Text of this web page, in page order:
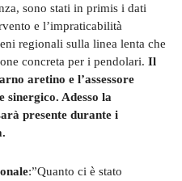
sono stati in primis i dati
e l’impraticabilità
regionali sulla linea lenta che
concreta per i pendolari. Il
aretino e l’assessore
Adesso la
presente durante i
:”Quanto ci è stato